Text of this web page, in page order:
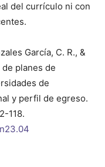
del currículo ni con
García, C. R., &
de planes de
de
y perfil de egreso.
118.